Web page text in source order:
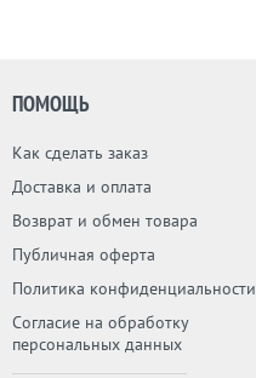
ПОМОЩЬ
Как сделать заказ
Доставка и оплата
Возврат и обмен товара
Публичная оферта
Политика конфиденциальности
Согласие на обработку
персональных данных